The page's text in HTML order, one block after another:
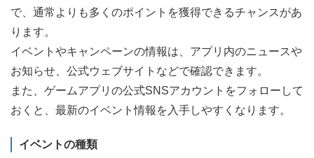
で、通常よりも多くのポイントを獲得できるチャンスがあ
ります。
イベントやキャンペーンの情報は、アプリ内のニュースや
お知らせ、公式ウェブサイトなどで確認できます。
また、ゲームアプリの公式SNSアカウントをフォローして
おくと、最新のイベント情報を入手しやすくなります。
イベントの種類